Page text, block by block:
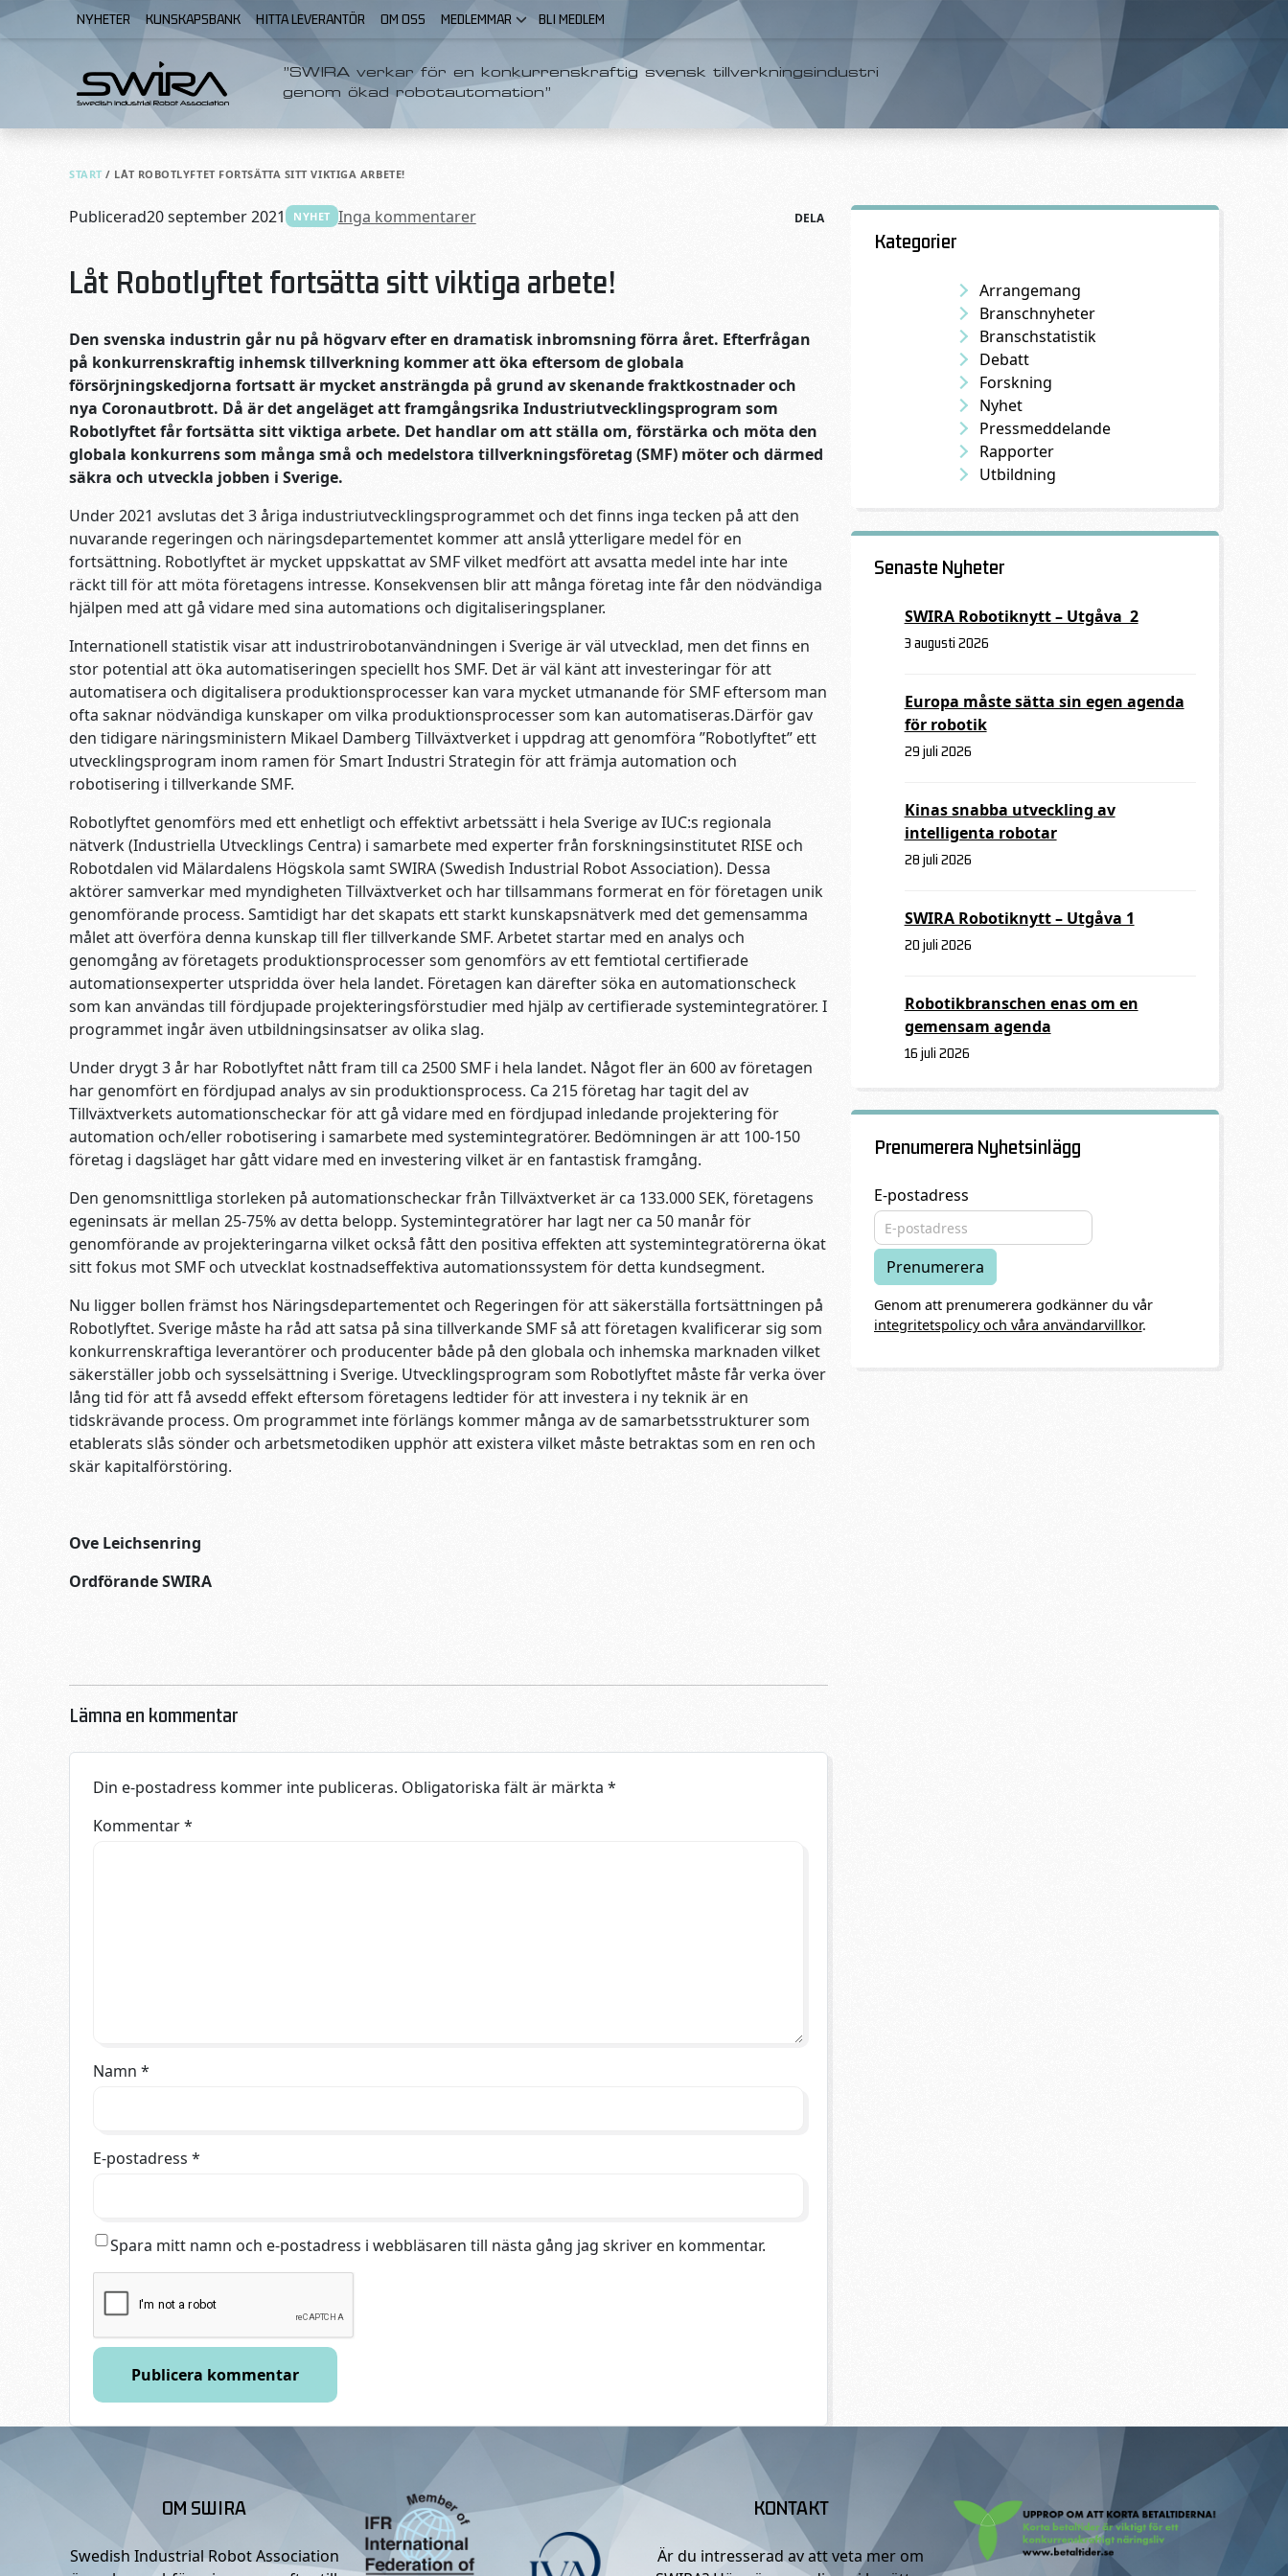
Skip to content
NYHETER KUNSKAPSBANK HITTA LEVERANTÖR OM OSS MEDLEMMAR BLI MEDLEM
”SWIRA verkar för en konkurrenskraftig svensk tillverkningsindustri
genom ökad robotautomation”
START / LÅT ROBOTLYFTET FORTSÄTTA SITT VIKTIGA ARBETE!
Publicerad20 september 2021 NYHET Inga kommentarer DELA
Låt Robotlyftet fortsätta sitt viktiga arbete!
Den svenska industrin går nu på högvarv efter en dramatisk inbromsning förra året. Efterfrågan
på konkurrenskraftig inhemsk tillverkning kommer att öka eftersom de globala
försörjningskedjorna fortsatt är mycket ansträngda på grund av skenande fraktkostnader och
nya Coronautbrott. Då är det angeläget att framgångsrika Industriutvecklingsprogram som
Robotlyftet får fortsätta sitt viktiga arbete. Det handlar om att ställa om, förstärka och möta den
globala konkurrens som många små och medelstora tillverkningsföretag (SMF) möter och därmed
säkra och utveckla jobben i Sverige.
Under 2021 avslutas det 3 åriga industriutvecklingsprogrammet och det finns inga tecken på att den
nuvarande regeringen och näringsdepartementet kommer att anslå ytterligare medel för en
fortsättning. Robotlyftet är mycket uppskattat av SMF vilket medfört att avsatta medel inte har inte
räckt till för att möta företagens intresse. Konsekvensen blir att många företag inte får den nödvändiga
hjälpen med att gå vidare med sina automations och digitaliseringsplaner.
Internationell statistik visar att industrirobotanvändningen i Sverige är väl utvecklad, men det finns en
stor potential att öka automatiseringen speciellt hos SMF. Det är väl känt att investeringar för att
automatisera och digitalisera produktionsprocesser kan vara mycket utmanande för SMF eftersom man
ofta saknar nödvändiga kunskaper om vilka produktionsprocesser som kan automatiseras.Därför gav
den tidigare näringsministern Mikael Damberg Tillväxtverket i uppdrag att genomföra ”Robotlyftet” ett
utvecklingsprogram inom ramen för Smart Industri Strategin för att främja automation och
robotisering i tillverkande SMF.
Robotlyftet genomförs med ett enhetligt och effektivt arbetssätt i hela Sverige av IUC:s regionala
nätverk (Industriella Utvecklings Centra) i samarbete med experter från forskningsinstitutet RISE och
Robotdalen vid Mälardalens Högskola samt SWIRA (Swedish Industrial Robot Association). Dessa
aktörer samverkar med myndigheten Tillväxtverket och har tillsammans formerat en för företagen unik
genomförande process. Samtidigt har det skapats ett starkt kunskapsnätverk med det gemensamma
målet att överföra denna kunskap till fler tillverkande SMF. Arbetet startar med en analys och
genomgång av företagets produktionsprocesser som genomförs av ett femtiotal certifierade
automationsexperter utspridda över hela landet. Företagen kan därefter söka en automationscheck
som kan användas till fördjupade projekteringsförstudier med hjälp av certifierade systemintegratörer. I
programmet ingår även utbildningsinsatser av olika slag.
Under drygt 3 år har Robotlyftet nått fram till ca 2500 SMF i hela landet. Något fler än 600 av företagen
har genomfört en fördjupad analys av sin produktionsprocess. Ca 215 företag har tagit del av
Tillväxtverkets automationscheckar för att gå vidare med en fördjupad inledande projektering för
automation och/eller robotisering i samarbete med systemintegratörer. Bedömningen är att 100-150
företag i dagsläget har gått vidare med en investering vilket är en fantastisk framgång.
Den genomsnittliga storleken på automationscheckar från Tillväxtverket är ca 133.000 SEK, företagens
egeninsats är mellan 25-75% av detta belopp. Systemintegratörer har lagt ner ca 50 manår för
genomförande av projekteringarna vilket också fått den positiva effekten att systemintegratörerna ökat
sitt fokus mot SMF och utvecklat kostnadseffektiva automationssystem för detta kundsegment.
Nu ligger bollen främst hos Näringsdepartementet och Regeringen för att säkerställa fortsättningen på
Robotlyftet. Sverige måste ha råd att satsa på sina tillverkande SMF så att företagen kvalificerar sig som
konkurrenskraftiga leverantörer och producenter både på den globala och inhemska marknaden vilket
säkerställer jobb och sysselsättning i Sverige. Utvecklingsprogram som Robotlyftet måste får verka över
lång tid för att få avsedd effekt eftersom företagens ledtider för att investera i ny teknik är en
tidskrävande process. Om programmet inte förlängs kommer många av de samarbetsstrukturer som
etablerats slås sönder och arbetsmetodiken upphör att existera vilket måste betraktas som en ren och
skär kapitalförstöring.
Ove Leichsenring
Ordförande SWIRA
Lämna en kommentar
Din e-postadress kommer inte publiceras. Obligatoriska fält är märkta *
Kommentar*
Namn *
E-postadress *
Spara mitt namn och e-postadress i webbläsaren till nästa gång jag skriver en kommentar.
Kategorier
Arrangemang
Branschnyheter
Branschstatistik
Debatt
Forskning
Nyhet
Pressmeddelande
Rapporter
Utbildning
Senaste Nyheter
SWIRA Robotiknytt – Utgåva 2
3 augusti 2026
Europa måste sätta sin egen agenda
för robotik
29 juli 2026
Kinas snabba utveckling av
intelligenta robotar
28 juli 2026
SWIRA Robotiknytt – Utgåva 1
20 juli 2026
Robotikbranschen enas om en
gemensam agenda
16 juli 2026
Prenumerera Nyhetsinlägg
E-postadress
Genom att prenumerera godkänner du vår
integritetspolicy och våra användarvillkor.
OM SWIRA
Swedish Industrial Robot Association
KONTAKT
Är du intresserad av att veta mer om